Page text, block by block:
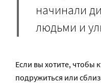
начинали
людьми и
Если вы хотите, чтобы
подружиться или